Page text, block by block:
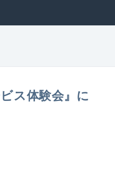
ス体験会』に